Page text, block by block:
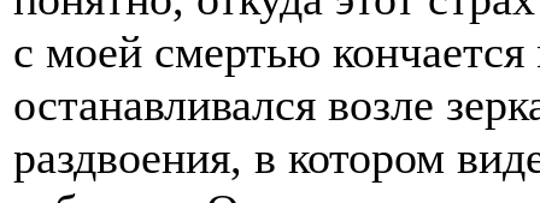
с моей смертью
останавливался возле
раздвоения, в котором